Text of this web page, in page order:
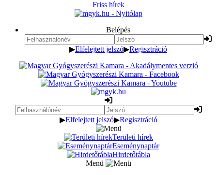
Friss hírek
Belépés
▶Elfelejtett jelszó▶Regisztráció
▶Elfelejtett jelszó▶Regisztráció
Területi hírek
Eseménynaptár
Hirdetőtábla
Menü